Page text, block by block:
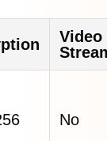
Video
No